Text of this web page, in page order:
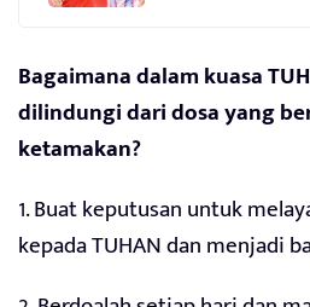
Bagaimana dalam kuasa
dilindungi dari dosa yang
ketamakan?
1. Buat keputusan untuk
kepada TUHAN dan menjadi